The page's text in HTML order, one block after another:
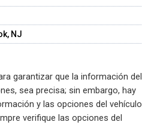
NJ
garantizar que la información del
sea precisa; sin embargo, hay
y las opciones del vehículo
verifique las opciones del